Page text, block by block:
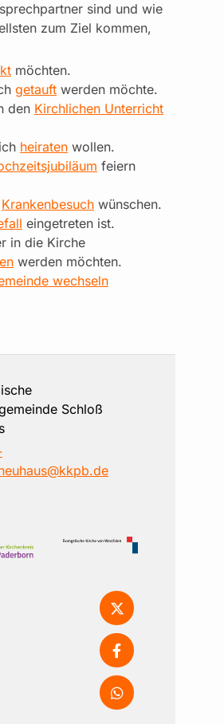
sind und wie
zum Ziel kommen,
möchten.
getauft werden möchte.
den Kirchlichen Unterricht
heiraten wollen.
feiern
Krankenbesuch wünschen.
eingetreten ist.
in die Kirche
werden möchten.
wechseln
Schloß